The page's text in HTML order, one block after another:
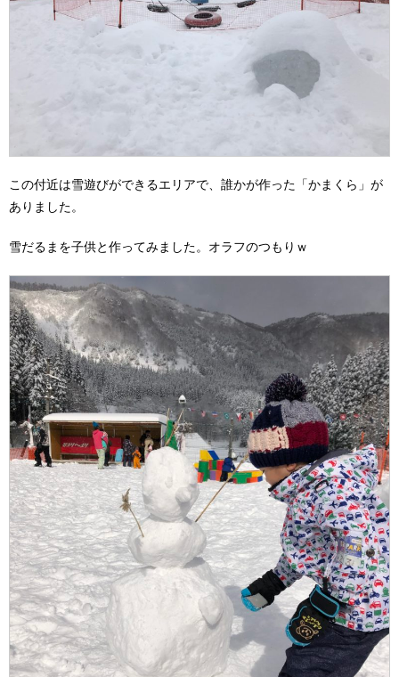
この付近は雪遊びができるエリアで、誰かが作った「かまくら」が
ありました。
雪だるまを子供と作ってみました。オラフのつもりｗ